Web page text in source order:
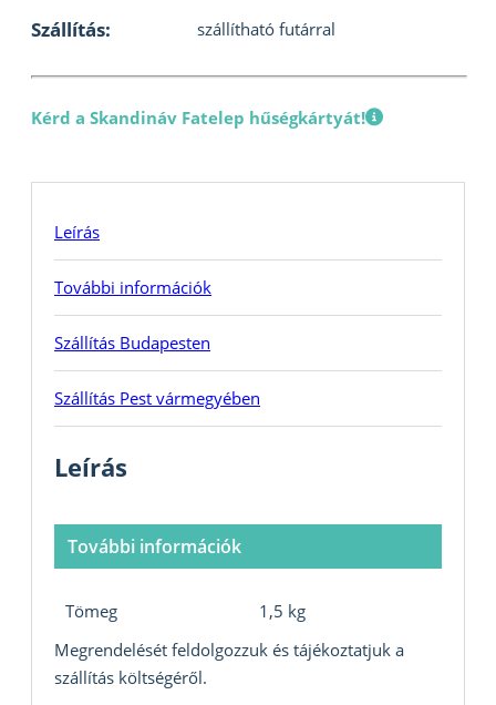
Szállítás: szállítható futárral
Kérd a Skandináv Fatelep hűségkártyát!
Leírás
További információk
Szállítás Budapesten
Szállítás Pest vármegyében
Leírás
További információk
Tömeg
1,5 kg
Megrendelését feldolgozzuk és tájékoztatjuk a
szállítás költségéről.